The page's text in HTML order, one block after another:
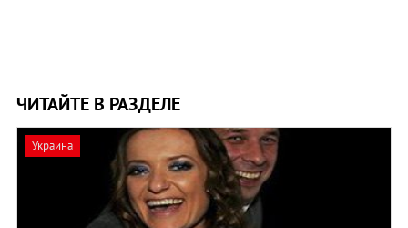
ЧИТАЙТЕ В РАЗДЕЛЕ
Украина